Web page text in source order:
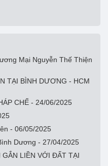
Mại Nguyễn Thế Thiện
TẠI BÌNH DƯƠNG - HCM
CHẾ - 24/06/2025
- 06/05/2025
Dương - 27/04/2025
GẮN LIỀN VỚI ĐẤT TẠI